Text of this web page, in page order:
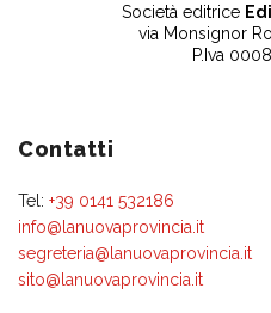
Società editrice
via Monsignor
P.Iva
Contatti
Tel: +39 0141 532186
info@lanuovaprovincia.it
segreteria@lanuovaprovincia.it
sito@lanuovaprovincia.it